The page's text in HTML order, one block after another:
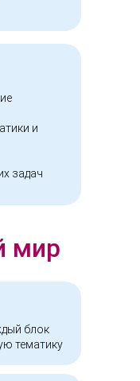
и
задач
блок
тематику
мир